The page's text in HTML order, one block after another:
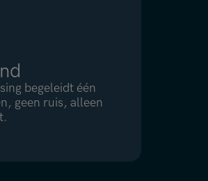
begeleidt één
geen ruis, alleen